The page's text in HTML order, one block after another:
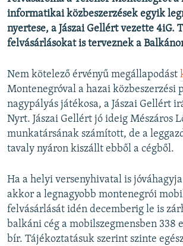
Valamennyi RFE/RL weboldal
informatikai közbeszerzések egyik
nyertese, a Jászai Gellért vezette 4iG.
felvásárlásokat is terveznek a
Nem kötelező érvényű megállapodást
Montenegróval a hazai közbeszerzési
nagypályás játékosa, a Jászai Gellért
Nyrt. Jászai Gellért jó ideig Mészáros
munkatársának számított, de a
tavaly nyáron kiszállt ebből a cégből.
Ha a helyi versenyhivatal is
akkor a legnagyobb montenegrói
felvásárlását idén decemberig le is
balkáni cég a mobilszegmensben 338
bír. Tájékoztatásuk szerint szinte